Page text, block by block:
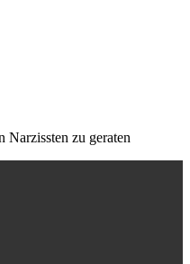
Narzissten zu geraten